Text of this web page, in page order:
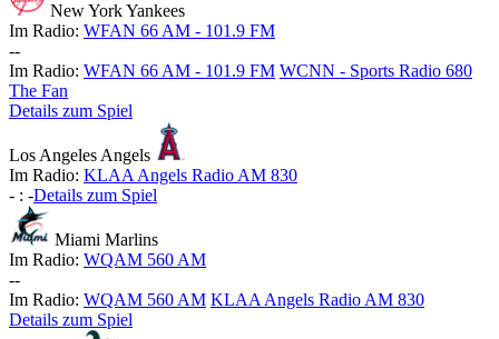
New York Yankees
Im Radio: WFAN 66 AM - 101.9 FM
--
Im Radio: WFAN 66 AM - 101.9 FM WCNN - Sports Radio 680
The Fan
Details zum Spiel
Los Angeles Angels
Im Radio: KLAA Angels Radio AM 830
- : -Details zum Spiel
Miami Marlins
Im Radio: WQAM 560 AM
--
Im Radio: WQAM 560 AM KLAA Angels Radio AM 830
Details zum Spiel